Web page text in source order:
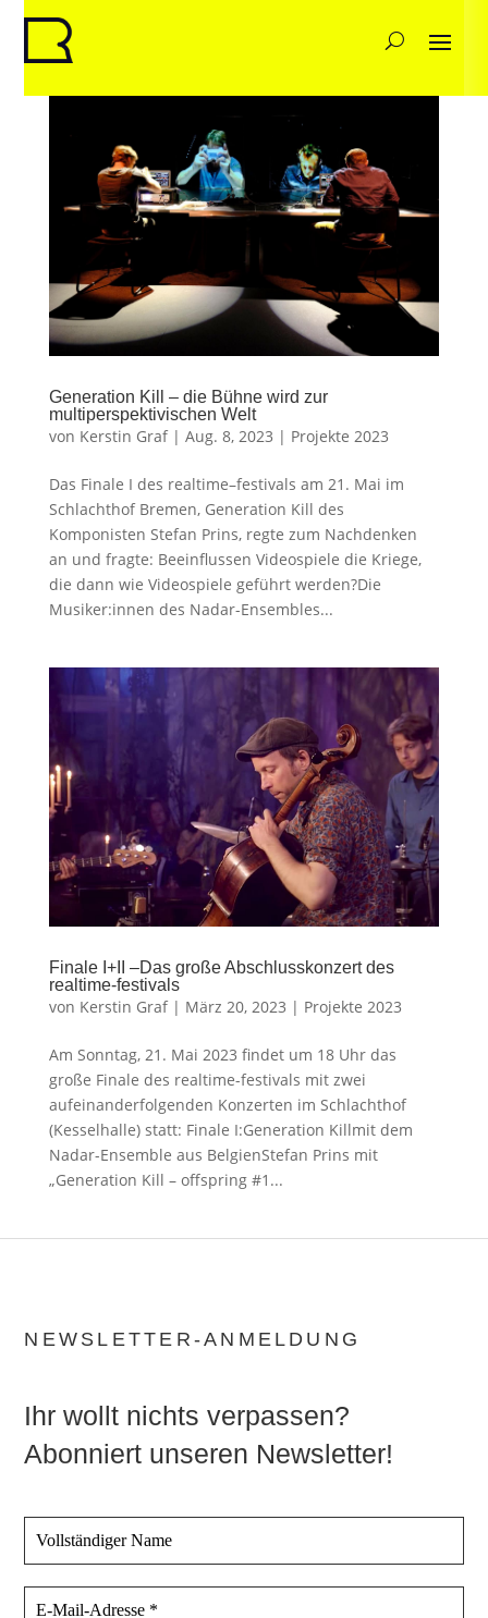
Generation Kill – die Bühne wird zur
multiperspektivischen Welt
von Kerstin Graf| Aug. 8, 2023 | Projekte 2023
Das Finale I des realtime–festivals am 21. Mai im
Schlachthof Bremen, Generation Kill des
Komponisten Stefan Prins, regte zum Nachdenken
an und fragte: Beeinflussen Videospiele die Kriege,
die dann wie Videospiele geführt werden?Die
Musiker:innen des Nadar-Ensembles...
Finale I+II –Das große Abschlusskonzert des
realtime-festivals
von Kerstin Graf| März 20, 2023 | Projekte 2023
Am Sonntag, 21. Mai 2023 findet um 18 Uhr das
große Finale des realtime-festivals mit zwei
aufeinanderfolgenden Konzerten im Schlachthof
(Kesselhalle) statt: Finale I:Generation Killmit dem
Nadar-Ensemble aus BelgienStefan Prins mit
„Generation Kill – offspring #1...
NEWSLETTER-ANMELDUNG
Ihr wollt nichts verpassen?
Abonniert unseren Newsletter!